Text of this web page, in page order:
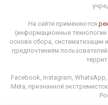
На сайте применяются
(информационные
основе сбора, систематизации
предпочтениям
Facebook, Instagram,
Meta, признанной